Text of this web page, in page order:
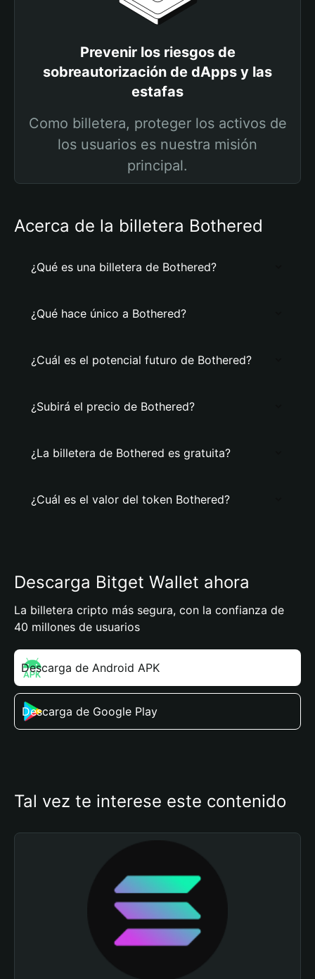
Prevenir los riesgos de
sobreautorización de dApps y las
estafas
Como billetera, proteger los activos de
los usuarios es nuestra misión
principal.
Acerca de la billetera Bothered
¿Qué es una billetera de Bothered?
¿Qué hace único a Bothered?
¿Cuál es el potencial futuro de Bothered?
¿Subirá el precio de Bothered?
¿La billetera de Bothered es gratuita?
¿Cuál es el valor del token Bothered?
Descarga Bitget Wallet ahora
La billetera cripto más segura, con la confianza de
40 millones de usuarios
Descarga de Android APK
Descarga de Google Play
Tal vez te interese este contenido